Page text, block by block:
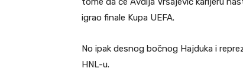
igrao finale Kupa UEFA.
No ipak desnog bočnog Hajduka i
HNL-u.